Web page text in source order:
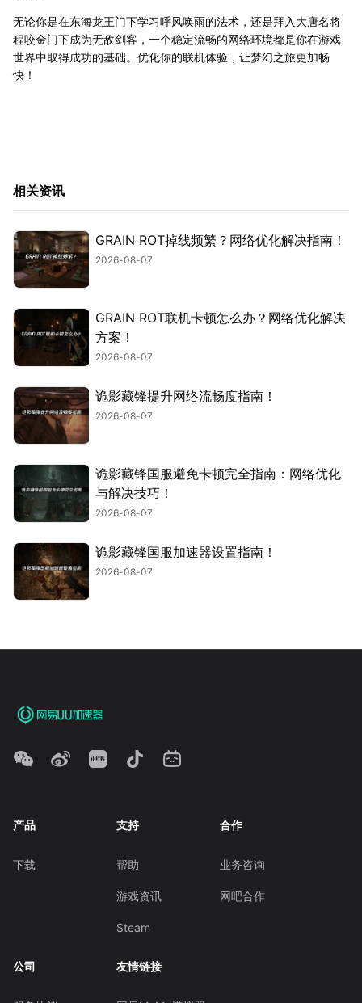
无论你是在东海龙王门下学习呼风唤雨的法术，还是拜入大唐名将
程咬金门下成为无敌剑客，一个稳定流畅的网络环境都是你在游戏
世界中取得成功的基础。优化你的联机体验，让梦幻之旅更加畅
快！
相关资讯
GRAIN ROT掉线频繁？网络优化解决指南！
2026-08-07
GRAIN ROT联机卡顿怎么办？网络优化解决
方案！
2026-08-07
诡影藏锋提升网络流畅度指南！
2026-08-07
诡影藏锋国服避免卡顿完全指南：网络优化
与解决技巧！
2026-08-07
诡影藏锋国服加速器设置指南！
2026-08-07
产品
下载
支持
帮助
游戏资讯
Steam
合作
业务咨询
网吧合作
公司 友情链接